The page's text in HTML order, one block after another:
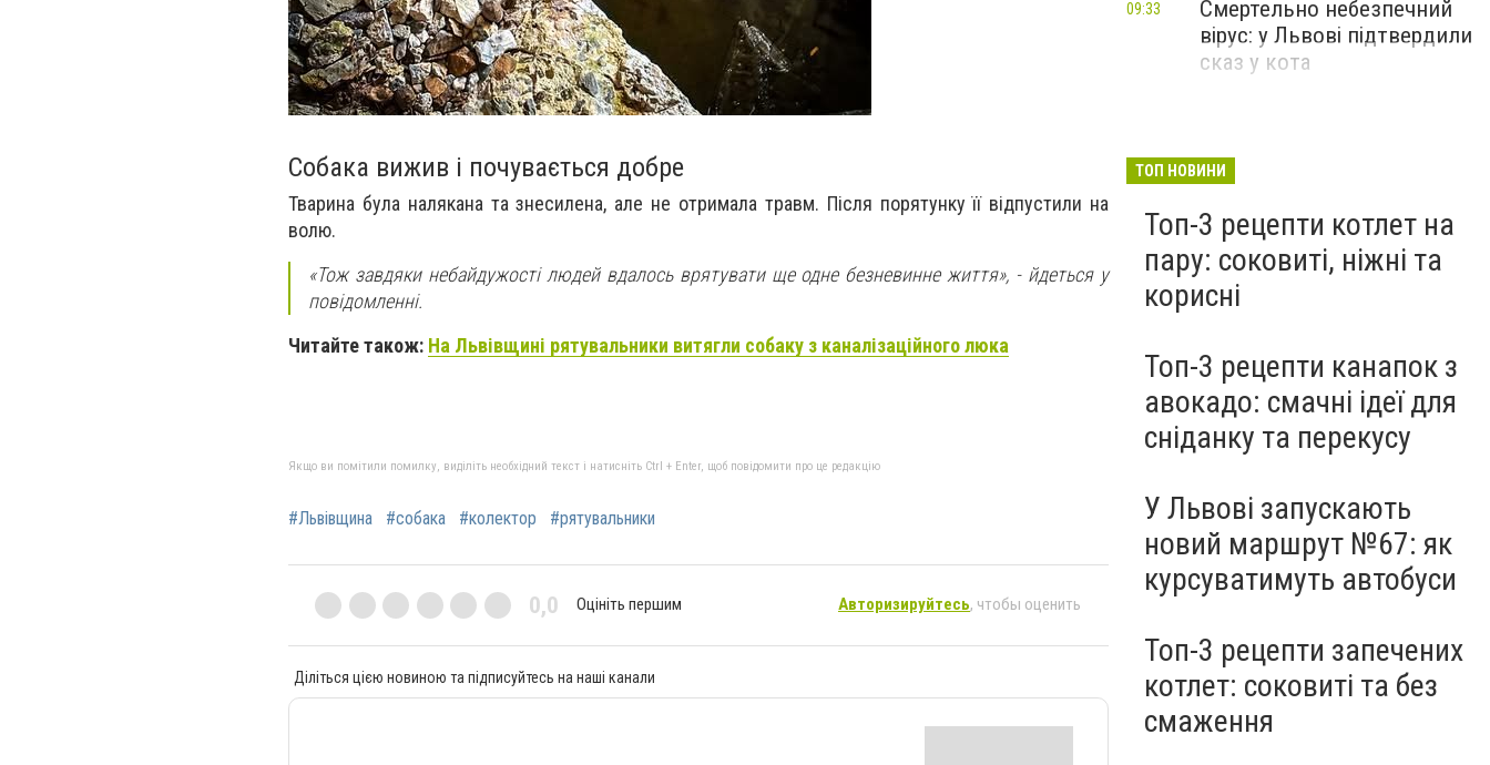
Собака вижив і почувається добре
Тварина була налякана та знесилена, але не отримала травм. Після порятунку її відпустили на
волю.
«Тож завдяки небайдужості людей вдалось врятувати ще одне безневинне життя», - йдеться у
повідомленні.
Читайте також: На Львівщині рятувальники витягли собаку з каналізаційного люка
Якщо ви помітили помилку, виділіть необхідний текст і натисніть Ctrl + Enter, щоб повідомити про це редакцію
#Львівщина #собака #колектор #рятувальники
0,0 Оцініть першим Авторизируйтесь, чтобы оценить
Діліться цією новиною та підписуйтесь на наші канали
Смертельно небезпечний
вірус: у Львові підтвердили
сказ у кота
09:33
ТОП НОВИНИ
Топ-3 рецепти котлет на
пару: соковиті, ніжні та
корисні
Топ-3 рецепти канапок з
авокадо: смачні ідеї для
сніданку та перекусу
У Львові запускають
новий маршрут №67: як
курсуватимуть автобуси
Топ-3 рецепти запечених
котлет: соковиті та без
смаження